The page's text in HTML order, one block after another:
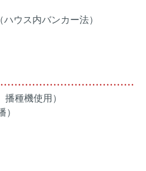
ウス内バンカー法）
種機使用）
）